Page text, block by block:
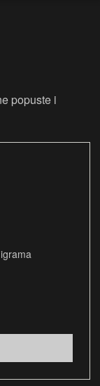
popuste i